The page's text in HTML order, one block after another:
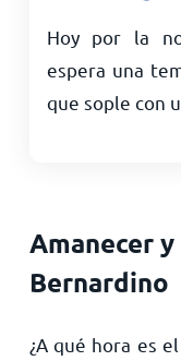
Hoy por la
espera una
que sople con
Amanecer
Bernardino
¿A qué hora es